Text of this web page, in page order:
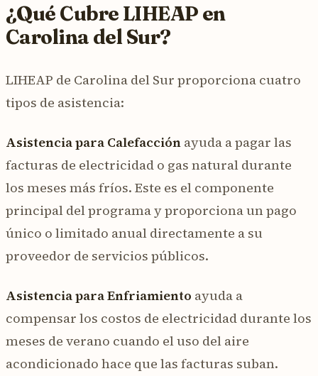
¿Qué Cubre LIHEAP en
Carolina del Sur?
LIHEAP de Carolina del Sur proporciona cuatro
tipos de asistencia:
Asistencia para Calefacción ayuda a pagar las
facturas de electricidad o gas natural durante
los meses más fríos. Este es el componente
principal del programa y proporciona un pago
único o limitado anual directamente a su
proveedor de servicios públicos.
Asistencia para Enfriamiento ayuda a
compensar los costos de electricidad durante los
meses de verano cuando el uso del aire
acondicionado hace que las facturas suban.